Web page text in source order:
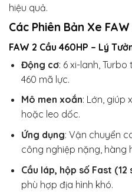
hiệu quả.
Các Phiên Bản Xe
FAW 2 Cầu 460HP – Lý
Động cơ: 6 xi-lanh,
460 mã lực.
Mô men xoắn: Lớn, giúp
hoặc leo dốc.
Ứng dụng: Vận chuyển
công nghiệp nặng, hàng
Cầu láp, hộp số Fast (12
phù hợp địa hình khó.